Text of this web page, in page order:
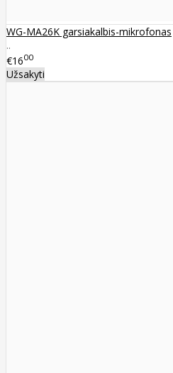
WG-MA26K garsiakalbis-mikrofonas
..
€1600
Užsakyti